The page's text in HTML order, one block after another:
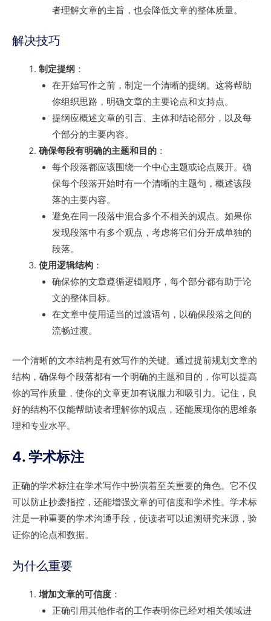
者理解文章的主旨，也会降低文章的整体质量。
解决技巧
制定提纲 ：
在开始写作之前，制定一个清晰的提纲。这将帮助
你组织思路，明确文章的主要论点和支持点。
提纲应概述文章的引言、主体和结论部分，以及每
个部分的主要内容。
确保每段有明确的主题和目的：
每个段落都应该围绕一个中心主题或论点展开。确
保每个段落开始时有一个清晰的主题句，概述该段
落的主要内容。
避免在同一段落中混合多个不相关的观点。如果你
发现段落中有多个观点，考虑将它们分开成单独的
段落。
使用逻辑结构：
确保你的文章遵循逻辑顺序，每个部分都有助于论
文的整体目标。
在文章中使用适当的过渡语句，以确保段落之间的
流畅过渡。
一个清晰的文本结构是有效写作的关键。通过提前规划文章的
结构，确保每个段落都有一个明确的主题和目的，你可以提高
你的写作质量，使你的文章更加有说服力和吸引力。记住，良
好的结构不仅能帮助读者理解你的观点，还能展现你的思维条
理和专业水平。
4. 学术标注
正确的学术标注在学术写作中扮演着至关重要的角色。它不仅
可以防止抄袭指控，还能增强文章的可信度和学术性。学术标
注是一种重要的学术沟通手段，使读者可以追溯研究来源，验
证你的论点和数据。
为什么重要
增加文章的可信度：
正确引用其他作者的工作表明你已经对相关领域进